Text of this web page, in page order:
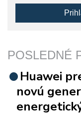
POSLEDNÉ
Huawei
novú